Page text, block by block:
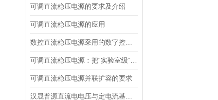
可调直流稳压电源的要求及介绍
可调直流稳压电源的应用
可调直流稳压电源并联扩容的要求